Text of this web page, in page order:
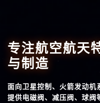
专注航空航天
与制造
面向卫星控制、火箭发动机
提供电磁阀、减压阀、球阀